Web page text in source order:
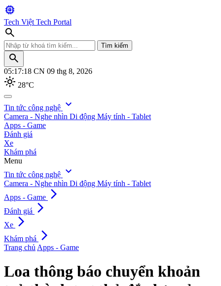
memory
Tech Việt Tech Portal
search
Tìm kiếm
search
05:17:19 CN 09 thg 8, 2026
light_mode 28°C
search
Tìm kiếm
Tin tức công nghệ expand_more
Camera - Nghe nhìn Di động Máy tính - Tablet
Apps - Game
Đánh giá
Xe
Khám phá
Menu
Tin tức công nghệ expand_more
Camera - Nghe nhìn Di động Máy tính - Tablet
Apps - Game arrow_forward_ios
Đánh giá arrow_forward_ios
Xe arrow_forward_ios
Khám phá arrow_forward_ios
Trang chủ Apps - Game
Loa thông báo chuyển khoản